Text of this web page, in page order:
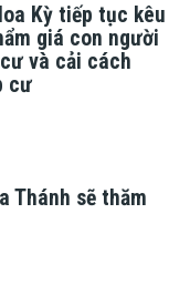
Kỳ tiếp tục kêu
giá con người
và cải cách
cư
Thánh sẽ thăm